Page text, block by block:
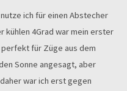
ich für einen Abstecher
kühlen 4Grad war mein erster
für Züge aus dem
Sonne angesagt, aber
war ich erst gegen